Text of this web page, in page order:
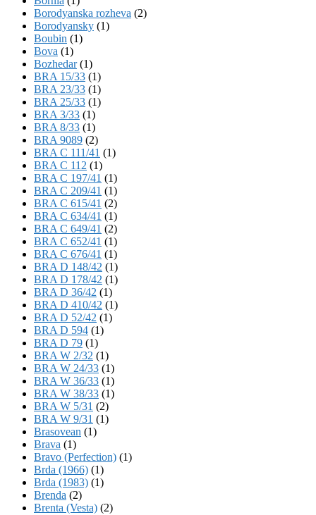
Borodyanska rozheva (2)
Borodyansky (1)
Boubin (1)
Bova (1)
Bozhedar(1)
BRA 15/33 (1)
BRA 23/33 (1)
BRA 25/33 (1)
BRA 3/33 (1)
BRA 8/33 (1)
BRA 9089 (2)
BRA C 111/41 (1)
BRA C 112 (1)
BRA C 197/41 (1)
BRA C 209/41 (1)
BRA C 615/41 (2)
BRA C 634/41 (1)
BRA C 649/41 (2)
BRA C 652/41 (1)
BRA C 676/41 (1)
BRA D 148/42 (1)
BRA D 178/42 (1)
BRA D 36/42 (1)
BRA D 410/42 (1)
BRA D 52/42 (1)
BRA D 594 (1)
BRA D 79 (1)
BRA W 2/32 (1)
BRA W 24/33 (1)
BRA W 36/33 (1)
BRA W 38/33 (1)
BRA W 5/31 (2)
BRA W 9/31 (1)
Brasovean (1)
Brava (1)
Bravo (Perfection) (1)
Brda (1966) (1)
Brda (1983) (1)
Brenda (2)
Brenta (Vesta) (2)